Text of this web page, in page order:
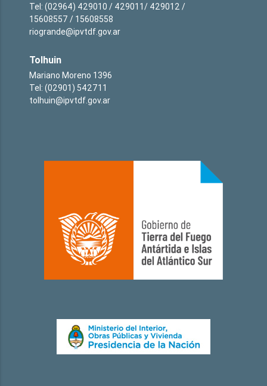
Tel: (02964) 429010 / 429011/ 429012 /
15608557 / 15608558
riogrande@ipvtdf.gov.ar
Tolhuin
Mariano Moreno 1396
Tel: (02901) 542711
tolhuin@ipvtdf.gov.ar